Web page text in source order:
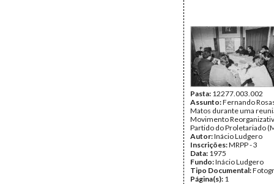
Pasta: 12277.003.002
Assunto:Fernando
Matos durante uma
Movimento
Partido do Proletariado
Autor:Inácio Ludgero
Inscrições:MRPP - 3
Data: 1975
Fundo:Inácio Ludgero
Tipo Documental:
Página(s): 1